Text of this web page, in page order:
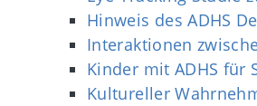
Hinweis des ADHS
Interaktionen
Kinder mit ADHS für
Kultureller